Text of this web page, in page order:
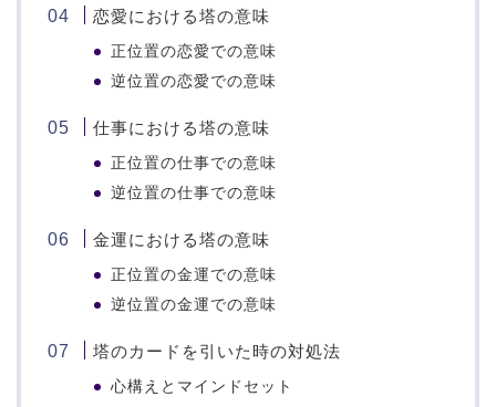
恋愛における塔の意味
正位置の恋愛での意味
逆位置の恋愛での意味
仕事における塔の意味
正位置の仕事での意味
逆位置の仕事での意味
金運における塔の意味
正位置の金運での意味
逆位置の金運での意味
塔のカードを引いた時の対処法
心構えとマインドセット